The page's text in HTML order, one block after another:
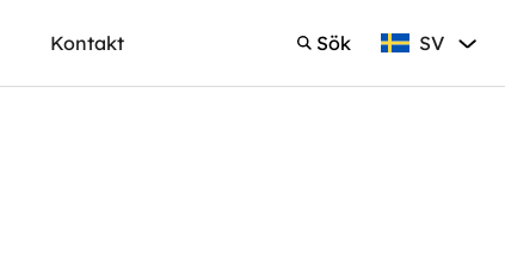
Kontakt Sök
Sök Svenska
SV